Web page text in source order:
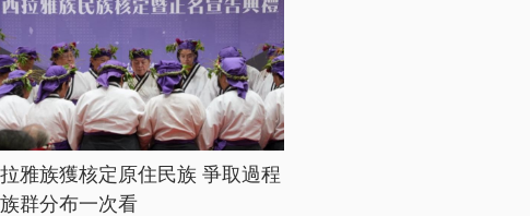
雅族獲核定原住民族 爭取過程
群分布一次看